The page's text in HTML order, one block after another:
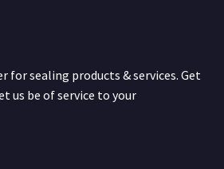
for sealing products & services. Get
us be of service to your